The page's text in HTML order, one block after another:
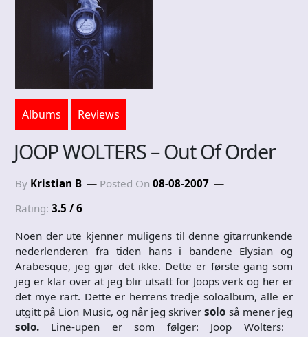
Albums Reviews
JOOP WOLTERS – Out Of Order
By Kristian B Posted On 08-08-2007
Rating: 3.5 / 6
Noen der ute kjenner muligens til denne gitarrunkende
nederlenderen fra tiden hans i bandene Elysian og
Arabesque, jeg gjør det ikke. Dette er første gang som
jeg er klar over at jeg blir utsatt for Joops verk og her er
det mye rart. Dette er herrens tredje soloalbum, alle er
utgitt på Lion Music, og når jeg skriversolo så mener jeg
solo. Line-upen er som følger: Joop Wolters: